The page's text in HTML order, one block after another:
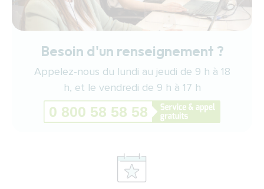
Besoin d'un renseignement ?
Appelez-nous du lundi au jeudi de 9 h à 18
h, et le vendredi de 9 h à 17 h